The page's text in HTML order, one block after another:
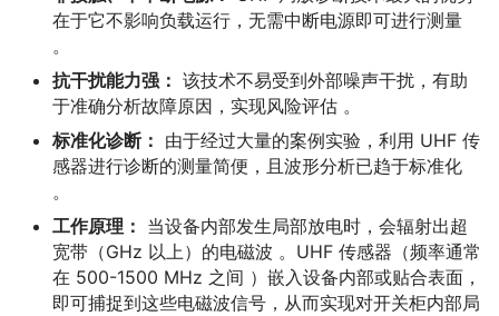
在于它不影响负载运行，无需中断电源即可进行测量
。
抗干扰能力强： 该技术不易受到外部噪声干扰，有助
于准确分析故障原因，实现风险评估 。
标准化诊断： 由于经过大量的案例实验，利用 UHF 传
感器进行诊断的测量简便，且波形分析已趋于标准化
。
工作原理： 当设备内部发生局部放电时，会辐射出超
宽带（GHz 以上）的电磁波 。UHF 传感器（频率通常
在 500-1500 MHz 之间 ）嵌入设备内部或贴合表面，
即可捕捉到这些电磁波信号，从而实现对开关柜内部局